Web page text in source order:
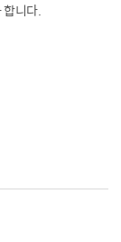
합니다.